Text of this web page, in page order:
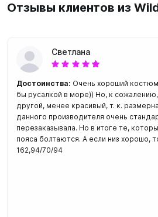
Отзывы клиентов из
Светлана
Достоинства: Очень хороший
бы русалкой в море)) Но, к
другой, менее красивый, т. к.
данного производителя очень
перезаказывала. Но в итоге те,
пояса болтаются. А если низ хорошо,
162,94/70/94